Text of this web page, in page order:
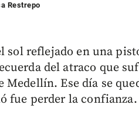
Restrepo
sol reflejado en una
del atraco que
Medellín. Ese día se
fue perder la confianza.